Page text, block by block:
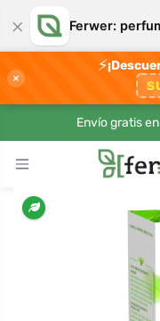
× Ferwer:
×
⚡
Envío gratis